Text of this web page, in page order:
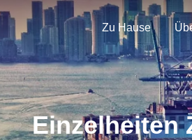
Zu Hause
Einzelheiten